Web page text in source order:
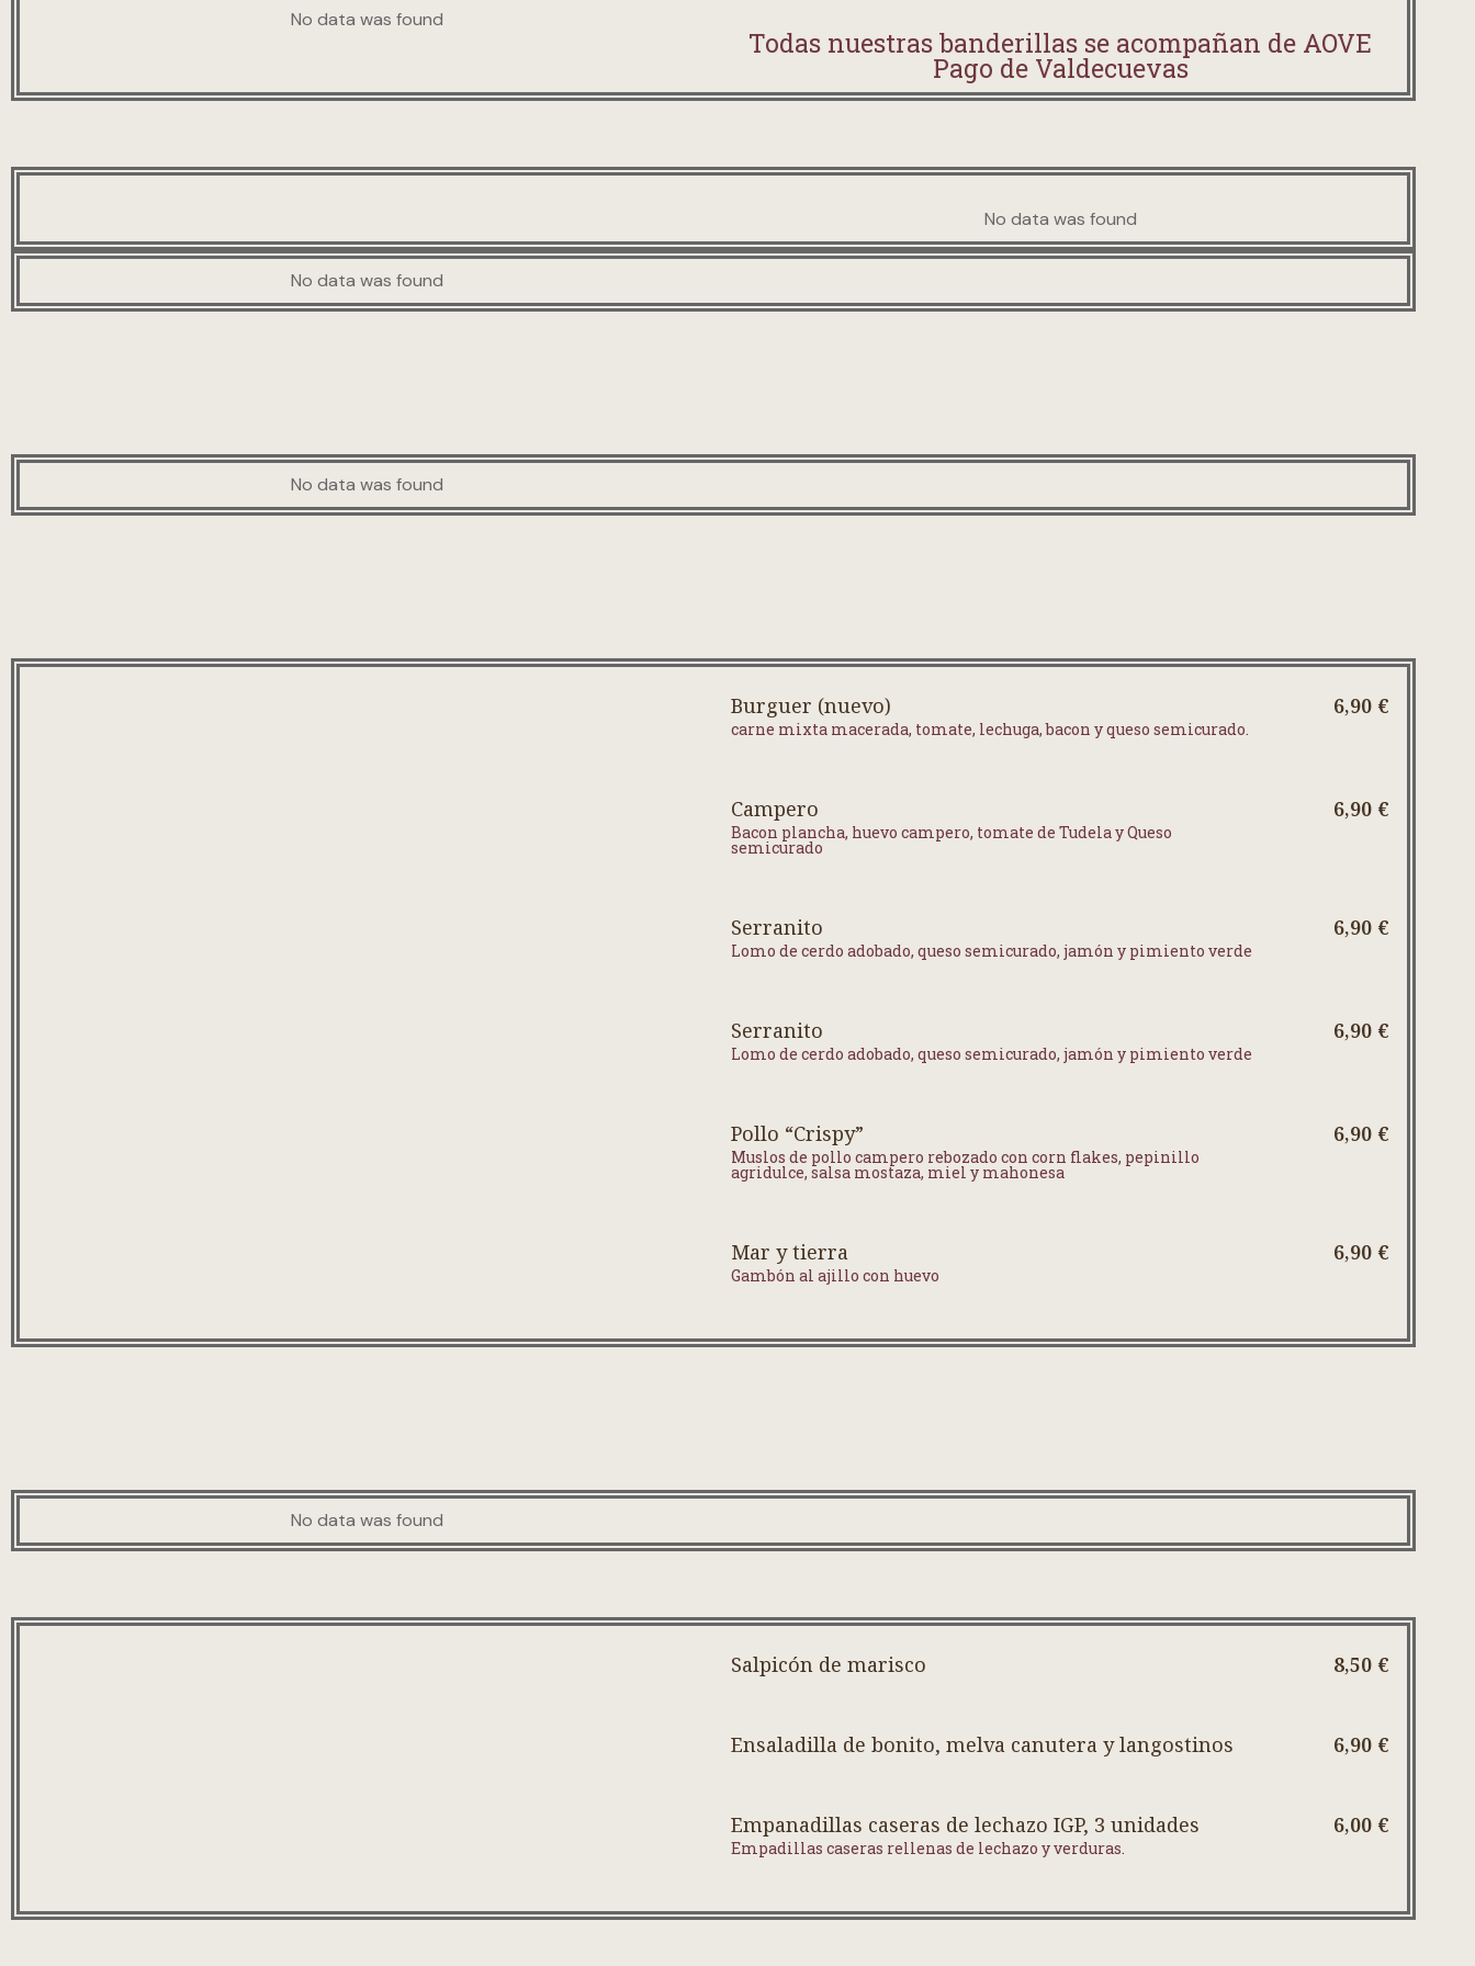
No data was found
Todas nuestras banderillas se acompañan de AOVE
Pago de Valdecuevas
No data was found
No data was found
No data was found
Burguer (nuevo)
carne mixta macerada, tomate, lechuga, bacon y queso semicurado.
6,90 €
Campero
Bacon plancha, huevo campero, tomate de Tudela y Queso
semicurado
6,90 €
Serranito
Lomo de cerdo adobado, queso semicurado, jamón y pimiento verde
6,90 €
Serranito
Lomo de cerdo adobado, queso semicurado, jamón y pimiento verde
6,90 €
Pollo “Crispy”
Muslos de pollo campero rebozado con corn flakes, pepinillo
agridulce, salsa mostaza, miel y mahonesa
6,90 €
Mar y tierra
Gambón al ajillo con huevo
6,90 €
No data was found
Salpicón de marisco 8,50 €
Ensaladilla de bonito, melva canutera y langostinos 6,90 €
Empanadillas caseras de lechazo IGP, 3 unidades
Empadillas caseras rellenas de lechazo y verduras.
6,00 €